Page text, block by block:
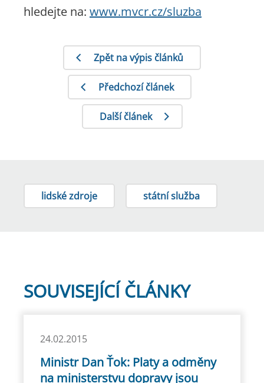
hledejte na: www.mvcr.cz/sluzba
Zpět na výpis článků
Předchozí článek
Další článek
lidské zdroje státní služba
SOUVISEJÍCÍ ČLÁNKY
24.02.2015
Ministr Dan Ťok: Platy a odměny
na ministerstvu dopravy jsou